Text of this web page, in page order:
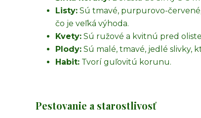
Listy: Sú tmavé, purpurovo-
čo je veľká výhoda.
Kvety: Sú ružové a kvitnú pred
Plody: Sú malé, tmavé, jedlé slivky,
Habit: Tvorí guľovitú korunu.
Pestovanie a starostlivosť